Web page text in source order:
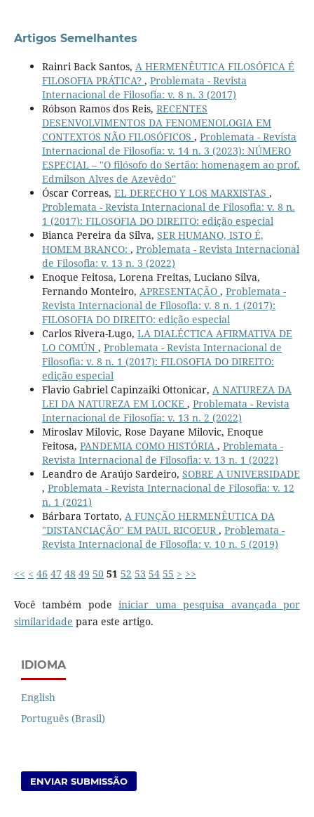
Artigos Semelhantes
Rainri Back Santos, A HERMENÊUTICA FILOSÓFICA É
FILOSOFIA PRÁTICA? , Problemata - Revista
Internacional de Filosofia: v. 8 n. 3 (2017)
Róbson Ramos dos Reis, RECENTES
DESENVOLVIMENTOS DA FENOMENOLOGIA EM
CONTEXTOS NÃO FILOSÓFICOS , Problemata - Revista
Internacional de Filosofia: v. 14 n. 3 (2023): NÚMERO
ESPECIAL – "O filósofo do Sertão: homenagem ao prof.
Edmilson Alves de Azevêdo"
Óscar Correas, EL DERECHO Y LOS MARXISTAS ,
Problemata - Revista Internacional de Filosofia: v. 8 n.
1 (2017): FILOSOFIA DO DIREITO: edição especial
Bianca Pereira da Silva, SER HUMANO, ISTO É,
HOMEM BRANCO: , Problemata - Revista Internacional
de Filosofia: v. 13 n. 3 (2022)
Enoque Feitosa, Lorena Freitas, Luciano Silva,
Fernando Monteiro, APRESENTAÇÃO , Problemata -
Revista Internacional de Filosofia: v. 8 n. 1 (2017):
FILOSOFIA DO DIREITO: edição especial
Carlos Rivera-Lugo, LA DIALÉCTICA AFIRMATIVA DE
LO COMÚN , Problemata - Revista Internacional de
Filosofia: v. 8 n. 1 (2017): FILOSOFIA DO DIREITO:
edição especial
Flavio Gabriel Capinzaiki Ottonicar, A NATUREZA DA
LEI DA NATUREZA EM LOCKE , Problemata - Revista
Internacional de Filosofia: v. 13 n. 2 (2022)
Miroslav Milovic, Rose Dayane Milovic, Enoque
Feitosa, PANDEMIA COMO HISTÓRIA , Problemata -
Revista Internacional de Filosofia: v. 13 n. 1 (2022)
Leandro de Araújo Sardeiro, SOBRE A UNIVERSIDADE
, Problemata - Revista Internacional de Filosofia: v. 12
n. 1 (2021)
Bárbara Tortato, A FUNÇÃO HERMENÊUTICA DA
"DISTANCIAÇÃO" EM PAUL RICOEUR, Problemata -
Revista Internacional de Filosofia: v. 10 n. 5 (2019)
<< < 46 47 48 49 50 51 52 53 54 55 > >>
Você também podeiniciar uma pesquisa avançada por
similaridade para este artigo.
IDIOMA
English
Português (Brasil)
ENVIAR SUBMISSÃO